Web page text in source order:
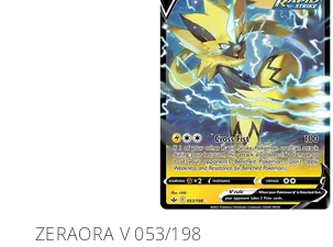
ZERAORA V 053/198